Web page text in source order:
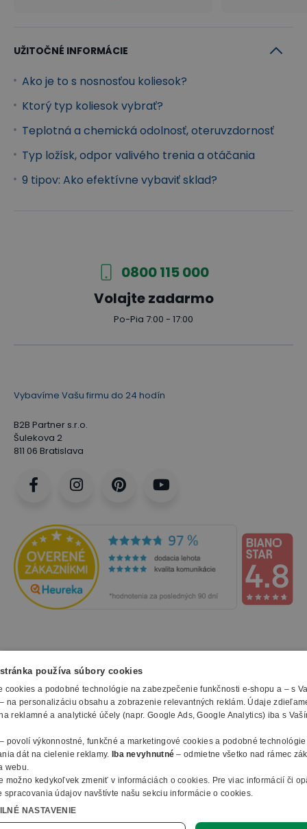
UŽITOČNÉ INFORMÁCIE
Ako je to s nosnosťou koliesok?
Ktorý typ koliesok vybrať?
Teplotná a chemická odolnosť, oteruvzdornosť
Typ ložísk, odpor valivého trenia a otáčania
9 tipov: Ako efektívne vybaviť sklad?
0800 115 000
Volajte zadarmo
Po-Pia 7:00 - 17:00
Vybavíme Vašu firmu do 24 hodín
B2B Partner s.r.o.
Šulekova 2
811 06 Bratislava
NAKUPOVANIE
Všetko o nákupe
Obchodné podmienky
Spôsoby platby
Záruky, servis a reklamácie
Ochrana osobných údajov
Informácie o cookies
Ako nakupovať
SLUŽBY
Reklamačný formulár
E-procurement
Vlastná výroba nábytku
Vyhlásenie o prístupnosti
O FIRME
O nás
Kontakty
Členstvo v organizáciach
B2B Partner ČR
© 2010 - 2026 B2B Partner s.r.o. - Všetky práva vyhradené.
Profesionálny e-shop na mieru
používa súbory cookies
cookies a podobné technológie na zabezpečenie funkčnosti e-shopu a – s
na personalizáciu obsahu a zobrazenie relevantných reklám. Údaje
reklamné a analytické účely (napr. Google Ads, Google Analytics) iba s
povolí výkonnostné, funkčné a marketingové cookies a podobné
dát na cielenie reklamy.
Iba nevyhnutné – odmietne všetko nad rámec
webu.
možno kedykoľvek zmeniť v informáciách o cookies. Pre viac informácií či
spracovania údajov navštívte našu sekciu informácie o cookies.
NASTAVENIE